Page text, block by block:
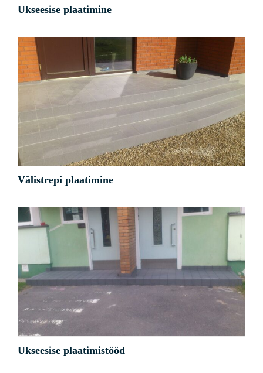
Ukseesise plaatimine
Välistrepi plaatimine
Muud
Välistrepi plaatimine
Ukseesise plaatimistööd
Ukseesise plaatimistööd